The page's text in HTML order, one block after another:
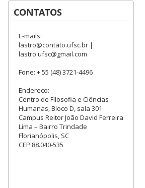
CONTATOS
E-mails:
lastro@contato.ufsc.br |
lastro.ufsc@gmail.com
Fone: + 55 (48) 3721-4496
Endereço:
Centro de Filosofia e Ciências
Humanas, Bloco D, sala 301
Campus Reitor João David Ferreira
Lima – Bairro Trindade
Florianópolis, SC
CEP 88.040-535